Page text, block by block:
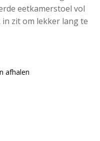
eetkamerstoel vol
zit om lekker lang te
afhalen